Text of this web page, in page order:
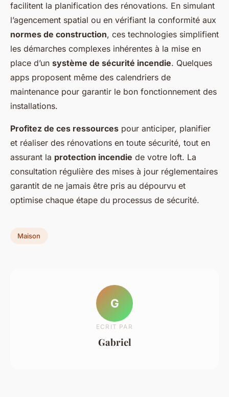
facilitent la planification des rénovations. En simulant
l’agencement spatial ou en vérifiant la conformité aux
normes de construction, ces technologies simplifient
les démarches complexes inhérentes à la mise en
place d’un système de sécurité incendie. Quelques
apps proposent même des calendriers de
maintenance pour garantir le bon fonctionnement des
installations.
Profitez de ces ressources pour anticiper, planifier
et réaliser des rénovations en toute sécurité, tout en
assurant la protection incendie de votre loft. La
consultation régulière des mises à jour réglementaires
garantit de ne jamais être pris au dépourvu et
optimise chaque étape du processus de sécurité.
Maison
G
ECRIT PAR
Gabriel